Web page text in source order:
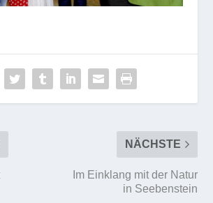
NÄCHSTE
Im Einklang mit der Natur
in Seebenstein